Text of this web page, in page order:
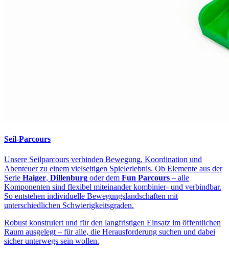
Seil-Parcours
Unsere Seilparcours verbinden Bewegung, Koordination und
Abenteuer zu einem vielseitigen Spielerlebnis. Ob Elemente aus der
Serie Haiger, Dillenburg oder dem Fun Parcours – alle
Komponenten sind flexibel miteinander kombinier- und verbindbar.
So entstehen individuelle Bewegungslandschaften mit
unterschiedlichen Schwierigkeitsgraden.
Robust konstruiert und für den langfristigen Einsatz im öffentlichen
Raum ausgelegt – für alle, die Herausforderung suchen und dabei
sicher unterwegs sein wollen.